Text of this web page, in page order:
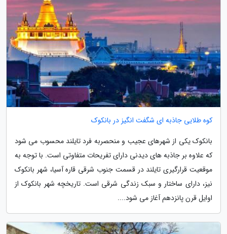
کوه طلایی جاذبه ای شگفت انگیز در بانکوک
بانکوک یکی از شهرهای عجیب و منحصربه فرد تایلند محسوب می شود
که علاوه بر جاذبه های دیدنی دارای تفریحات متفاوتی است. با توجه به
موقعیت قرارگیری تایلند در قسمت جنوب شرقی قاره آسیا، شهر بانکوک
نیز، دارای ساختار و سبک زندگی شرقی است. تاریخچه شهر بانکوک از
اوایل قرن پانزدهم آغاز می شود....